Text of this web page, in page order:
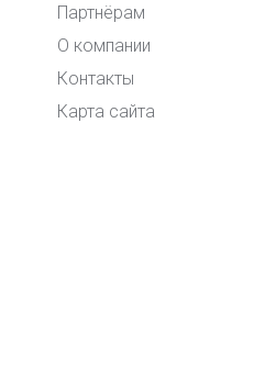
Партнёрам
О компании
Контакты
Карта сайта